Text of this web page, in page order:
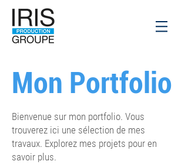
Mon Portfolio
Bienvenue sur mon portfolio. Vous
trouverez ici une sélection de mes
travaux. Explorez mes projets pour en
savoir plus.